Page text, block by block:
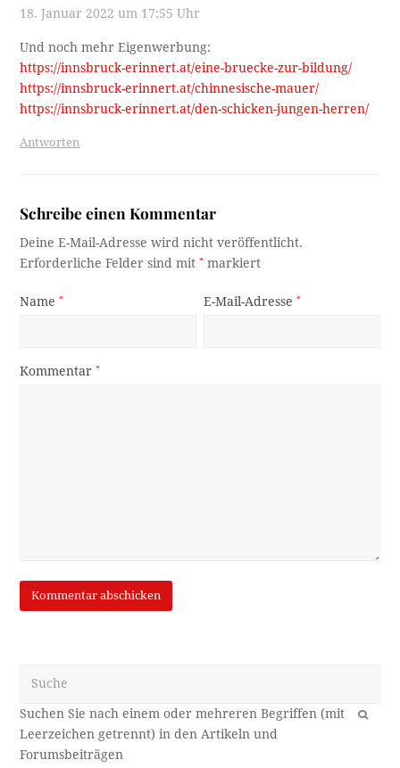
18. Januar 2022 um 17:55 Uhr
Und noch mehr Eigenwerbung:
https://innsbruck-erinnert.at/eine-bruecke-zur-bildung/
https://innsbruck-erinnert.at/chinnesische-mauer/
https://innsbruck-erinnert.at/den-schicken-jungen-herren/
Antworten
Schreibe einen Kommentar
Deine E-Mail-Adresse wird nicht veröffentlicht.
Erforderliche Felder sind mit* markiert
Name* E-Mail-Adresse*
Kommentar*
OK